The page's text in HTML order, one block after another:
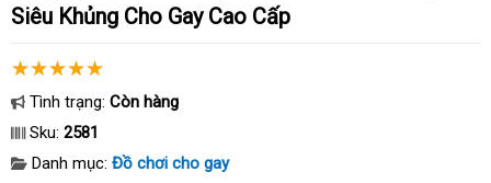
Siêu Khủng Cho Gay Cao Cấp
Tình trạng: Còn hàng
Sku: 2581
Danh mục: Đồ chơi cho gay